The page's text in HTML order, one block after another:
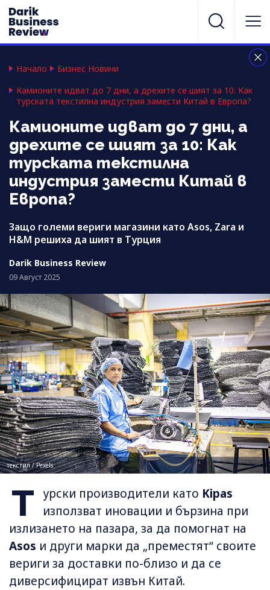
Начало
Бизнес Новини
Камионите идват до 7 дни, а дрехите се шият за 10: Как
турската текстилна индустрия замести Китай в Европа?
Камионите идват до 7 дни, а
дрехите се шият за 10: Как
турската текстилна
индустрия замести Китай в
Европа?
Защо големи вериги магазини като Asos, Zara и
H&M решиха да шият в Турция
Darik Business Review
09 Август 2025
текстил / Pexels
Т урски производители като Kipas
използват иновации и бързина при
излизането на пазара, за да помогнат на
Asos и други марки да „преместят“ своите
вериги за доставки по-близо и да се
диверсифицират извън Китай.